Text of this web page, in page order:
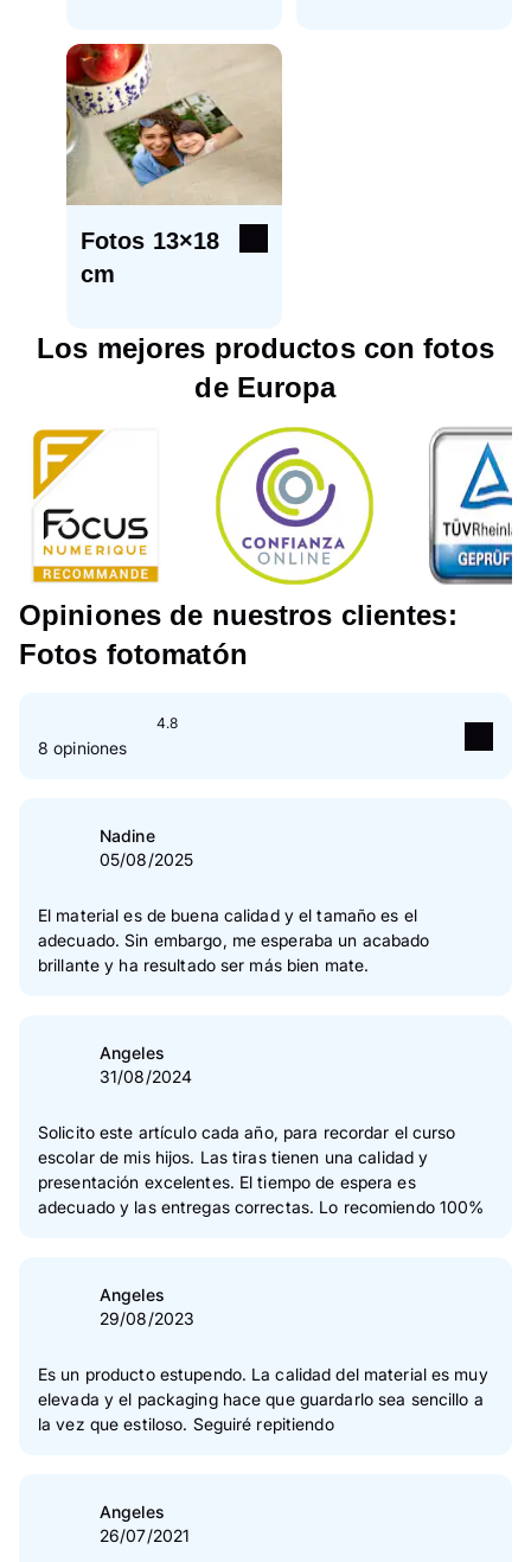
Fotos 13×18
cm
Los mejores productos con fotos
de Europa
Opiniones de nuestros clientes:
Fotos fotomatón
4.8
8 opiniones
Estrella(s)
Estrella(s)
2 Estrella(s)
1 Estrella(s)
Nadine
05/08/2025
El material es de buena calidad y el tamaño es el
adecuado. Sin embargo, me esperaba un acabado
brillante y ha resultado ser más bien mate.
Angeles
31/08/2024
Solicito este artículo cada año, para recordar el curso
escolar de mis hijos. Las tiras tienen una calidad y
presentación excelentes. El tiempo de espera es
adecuado y las entregas correctas. Lo recomiendo 100%
Angeles
29/08/2023
Es un producto estupendo. La calidad del material es muy
elevada y el packaging hace que guardarlo sea sencillo a
la vez que estiloso. Seguiré repitiendo
Angeles
26/07/2021